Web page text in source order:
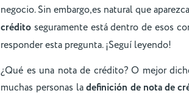
negocio. Sin embargo,es natural que
crédito seguramente está dentro de esos
responder esta pregunta. ¡Seguí leyendo!
¿Qué es una nota de crédito? O mejor
muchas personas ladefinición de nota de